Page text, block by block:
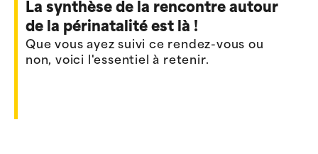
La synthèse de la rencontre autour
de la périnatalité est là !
Que vous ayez suivi ce rendez-vous ou
non, voici l'essentiel à retenir.